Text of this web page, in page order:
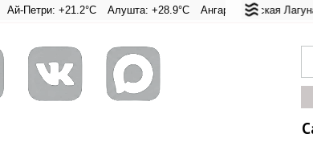
Адмиральская Лагуна:
+21.2°C Алушта: +28.9°C Ангарский перевал: +25.8°C